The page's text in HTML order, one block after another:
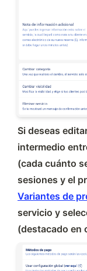
Si deseas
intermedio
(cada cuánto
Variantes de
servicio y
(destacado en